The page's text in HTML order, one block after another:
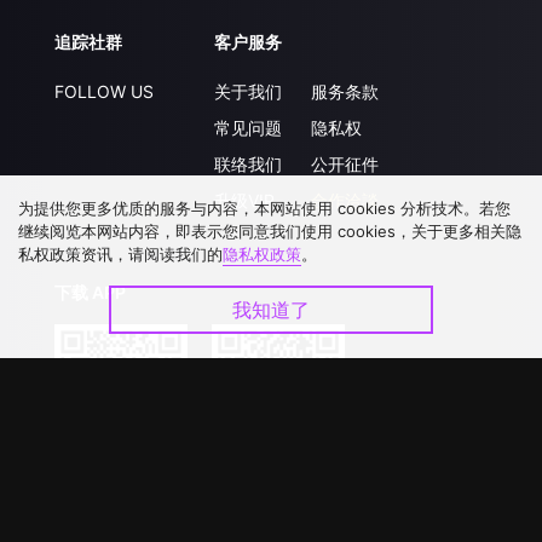
追踪社群
FOLLOW US
客户服务
关于我们
常见问题
联络我们
升级VIP
服务条款
隐私权
公开征件
合作洽談
下载 APP
为提供您更多优质的服务与内容，本网站使用 cookies 分析技术。若您
继续阅览本网站内容，即表示您同意我们使用 cookies，关于更多相关隐
私权政策资讯，请阅读我们的隐私权政策。
我知道了